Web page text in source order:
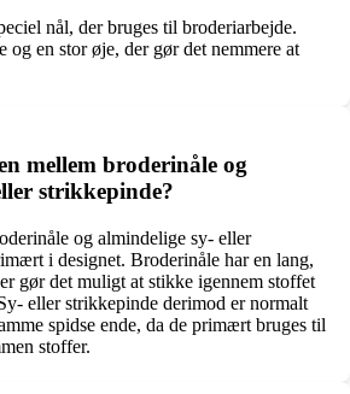
nål, der bruges til broderiarbejde.
og en stor øje, der gør det nemmere at
mellem broderinåle og
strikkepinde?
og almindelige sy- eller
i designet. Broderinåle har en lang,
gør det muligt at stikke igennem stoffet
eller strikkepinde derimod er normalt
spidse ende, da de primært bruges til
stoffer.